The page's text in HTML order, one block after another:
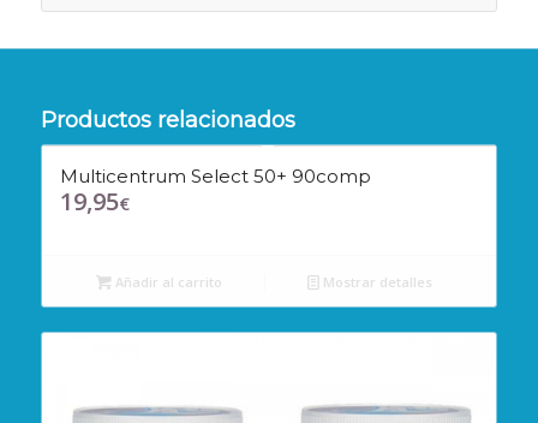
Productos relacionados
Multicentrum Select 50+ 90comp
19,95€
Añadir al carrito Mostrar detalles